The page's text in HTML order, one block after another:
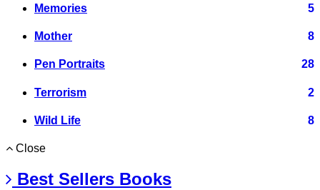
Memories 5
Mother 8
Pen Portraits 28
Terrorism 2
Wild Life 8
Close
Best Sellers Books